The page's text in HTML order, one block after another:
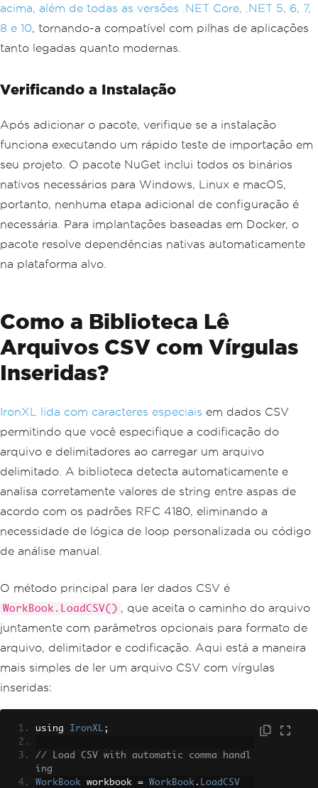
acima, além de todas as versões .NET Core, .NET 5, 6, 7,
8 e 10, tornando-a compatível com pilhas de aplicações
tanto legadas quanto modernas.
Verificando a Instalação
Após adicionar o pacote, verifique se a instalação
funciona executando um rápido teste de importação em
seu projeto. O pacote NuGet inclui todos os binários
nativos necessários para Windows, Linux e macOS,
portanto, nenhuma etapa adicional de configuração é
necessária. Para implantações baseadas em Docker, o
pacote resolve dependências nativas automaticamente
na plataforma alvo.
Como a Biblioteca Lê
Arquivos CSV com Vírgulas
Inseridas?
IronXL lida com caracteres especiais em dados CSV
permitindo que você especifique a codificação do
arquivo e delimitadores ao carregar um arquivo
delimitado. A biblioteca detecta automaticamente e
analisa corretamente valores de string entre aspas de
acordo com os padrões RFC 4180, eliminando a
necessidade de lógica de loop personalizada ou código
de análise manual.
O método principal para ler dados CSV é
WorkBook.LoadCSV() , que aceita o caminho do arquivo
juntamente com parâmetros opcionais para formato de
arquivo, delimitador e codificação. Aqui está a maneira
mais simples de ler um arquivo CSV com vírgulas
inseridas:
using IronXL ;
// Load CSV with automatic comma handl
ing
WorkBook workbook = WorkBook . LoadCSV